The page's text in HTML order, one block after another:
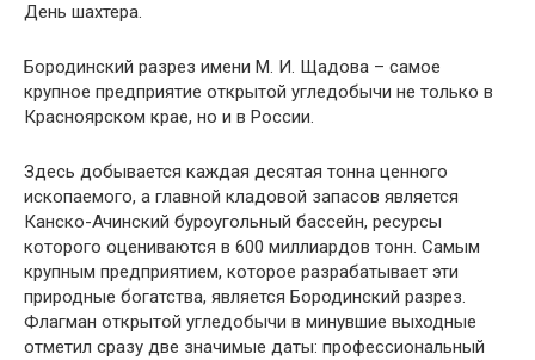
День шахтера.
Бородинский разрез имени М. И. Щадова – самое
крупное предприятие открытой угледобычи не только в
Красноярском крае, но и в России.
Здесь добывается каждая десятая тонна ценного
ископаемого, а главной кладовой запасов является
Канско-Ачинский буроугольный бассейн, ресурсы
которого оцениваются в 600 миллиардов тонн. Самым
крупным предприятием, которое разрабатывает эти
природные богатства, является Бородинский разрез.
Флагман открытой угледобычи в минувшие выходные
отметил сразу две значимые даты: профессиональный